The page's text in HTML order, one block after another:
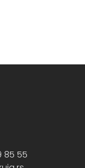
85 55